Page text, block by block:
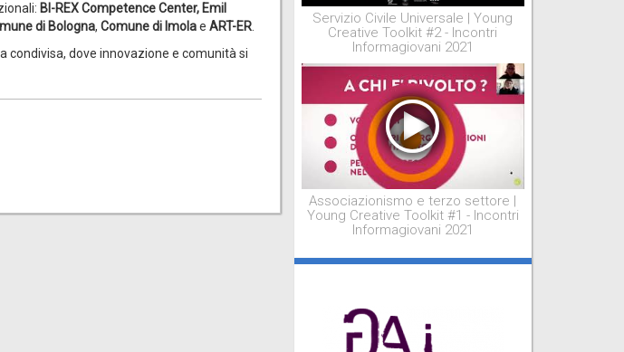
BI-REX Competence Center, Emil
di Bologna, Comune di Imolae ART-ER.
condivisa, dove innovazione e comunità si
Servizio Civile Universale | Young
Creative Toolkit #2 - Incontri
Informagiovani 2021
Associazionismo e terzo settore |
Young Creative Toolkit #1 - Incontri
Informagiovani 2021